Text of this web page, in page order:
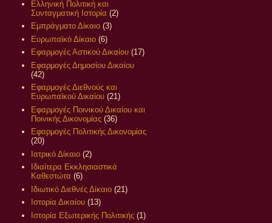
Ελληνική Πολιτική και
Συνταγματική Ιστορία (2)
Εμπράγματο Δίκαιο (3)
Ευρωπαϊκό Δίκαιο (6)
Εφαρμογές Αστικού Δικαίου (17)
Εφαρμογές Δημοσίου Δικαίου
(42)
Εφαρμογές Διεθνούς και
Ευρωπαϊκού Δικαίου (21)
Εφαρμογές Ποινικού Δικαίου και
Ποινικής Δικονομίας (36)
Εφαρμογές Πολιτικής Δικονομίας
(20)
Ιατρικό Δίκαιο (2)
Ιδιαίτερα Εκκλησιαστικά
Καθεστώτα (6)
Ιδιωτικό Διεθνές Δίκαιο (21)
Ιστορία Δικαίου (13)
Ιστορία Εξωτερικής Πολιτικής (1)